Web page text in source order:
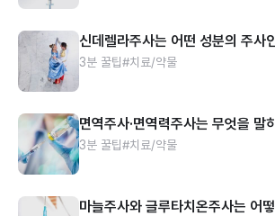
신데렐라주사는 어떤 성분의 주사
3분 꿀팁#치료/약물
면역주사·면역력주사는 무엇을 말
3분 꿀팁#치료/약물
마늘주사와 글루타치온주사는 어